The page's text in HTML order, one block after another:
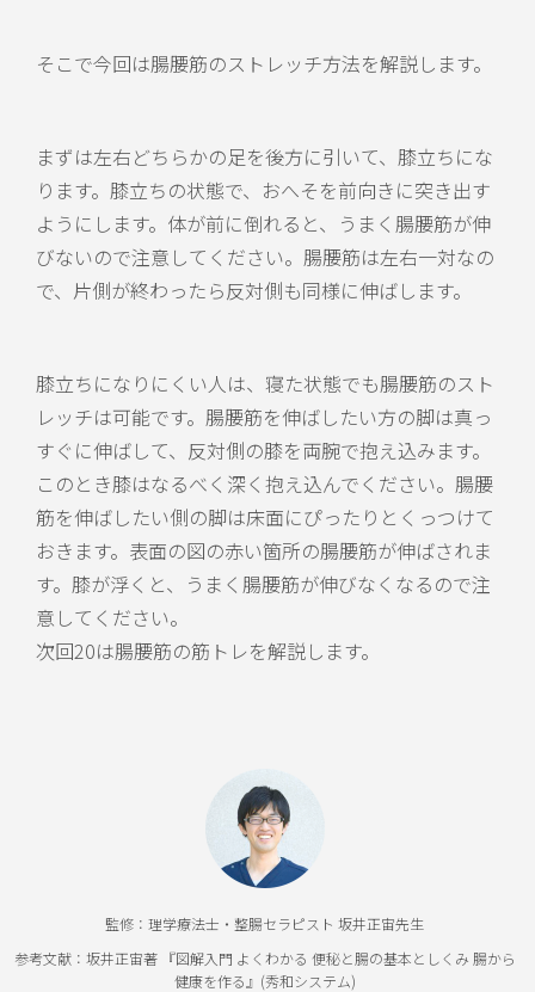
そこで今回は腸腰筋のストレッチ方法を解説します。
まずは左右どちらかの足を後方に引いて、膝立ちにな
ります。膝立ちの状態で、おへそを前向きに突き出す
ようにします。体が前に倒れると、うまく腸腰筋が伸
びないので注意してください。腸腰筋は左右一対なの
で、片側が終わったら反対側も同様に伸ばします。
膝立ちになりにくい人は、寝た状態でも腸腰筋のスト
レッチは可能です。腸腰筋を伸ばしたい方の脚は真っ
すぐに伸ばして、反対側の膝を両腕で抱え込みます。
このとき膝はなるべく深く抱え込んでください。腸腰
筋を伸ばしたい側の脚は床面にぴったりとくっつけて
おきます。表面の図の赤い箇所の腸腰筋が伸ばされま
す。膝が浮くと、うまく腸腰筋が伸びなくなるので注
意してください。
次回20は腸腰筋の筋トレを解説します。
監修：理学療法士・整腸セラピスト 坂井正宙先生
参考文献：坂井正宙著 『図解入門 よくわかる 便秘と腸の基本としくみ 腸から
健康を作る』(秀和システム)